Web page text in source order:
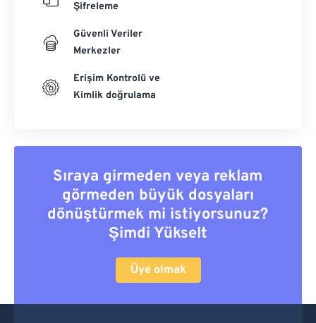
Şifreleme
Güvenli Veriler
Merkezler
Erişim Kontrolü ve
Kimlik doğrulama
Sıraya girmeden veya reklam
görmeden büyük dosyaları
dönüştürmek mi istiyorsunuz?
Şimdi Yükselt
Üye olmak